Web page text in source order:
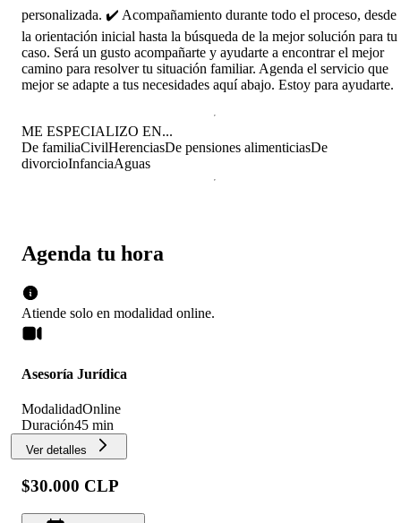
Agenda tu hora
Atiende solo en modalidad online.
Asesoría Jurídica
ModalidadOnline
Duración45 min
Ver detalles
$30.000 CLP
personalizada. ✔️ Acompañamiento durante todo el proceso, desde
la orientación inicial hasta la búsqueda de la mejor solución para tu
caso. Será un gusto acompañarte y ayudarte a encontrar el mejor
camino para resolver tu situación familiar. Agenda el servicio que
mejor se adapte a tus necesidades aquí abajo. Estoy para ayudarte.
ME ESPECIALIZO EN...
De familiaCivilHerenciasDe pensiones alimenticiasDe
divorcioInfanciaAguas